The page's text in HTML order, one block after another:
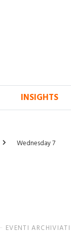
INSIGHTS
Wednesday 7
EVENTI ARCHIVIATI